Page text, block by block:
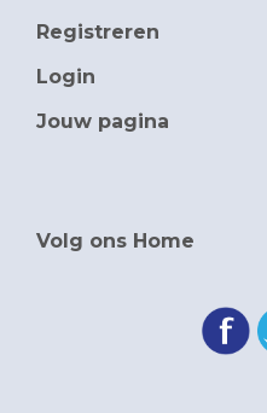
Registreren
Login
Jouw pagina
Volg ons Home